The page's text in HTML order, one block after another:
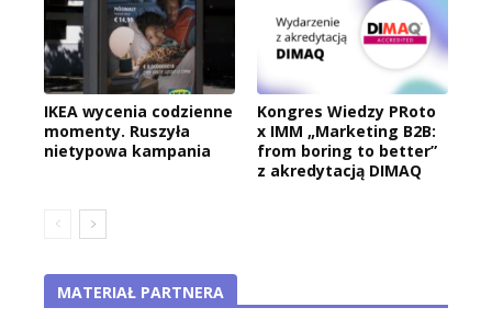
IKEA wycenia codzienne
momenty. Ruszyła
nietypowa kampania
Kongres Wiedzy PRoto
x IMM „Marketing B2B:
from boring to better”
z akredytacją DIMAQ
MATERIAŁ PARTNERA